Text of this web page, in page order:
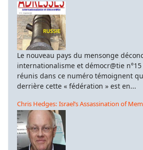
Le nouveau pays du mensonge
internationalisme et démocr@tie n°15
réunis dans ce numéro témoignent
derrière cette « fédération » est en...
Chris Hedges: Israel’s Assassination of